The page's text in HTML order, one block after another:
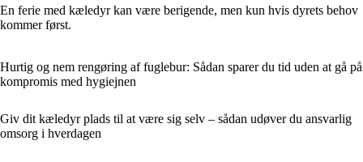
En ferie med kæledyr kan være berigende, men kun hvis dyrets behov
kommer først.
Hurtig og nem rengøring af fuglebur: Sådan sparer du tid uden at gå på
kompromis med hygiejnen
Giv dit kæledyr plads til at være sig selv – sådan udøver du ansvarlig
omsorg i hverdagen